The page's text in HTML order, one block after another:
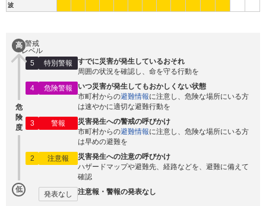
波
高
危
険
度
低
警戒
レベル
5
特別警報
すでに災害が発生しているおそれ
周囲の状況を確認し、命を守る行動を
4
危険警報
いつ災害が発生してもおかしくない状態
市町村からの避難情報に注意し、危険な場所にいる方
は速やかに適切な避難行動を
3
警報
災害発生への警戒の呼びかけ
市町村からの避難情報に注意し、危険な場所にいる方
は早めの避難を
2
注意報
災害発生への注意の呼びかけ
ハザードマップや避難先、経路などを、避難に備えて
確認
発表なし 注意報・警報の発表なし